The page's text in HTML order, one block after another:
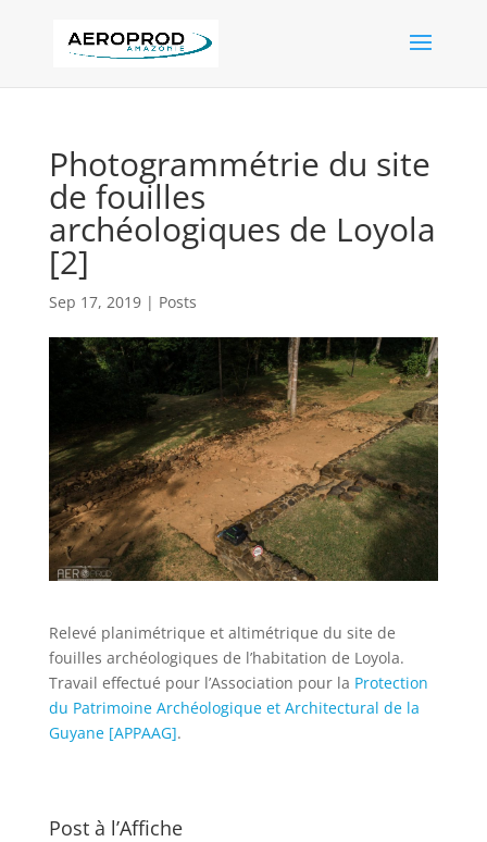
Photogrammétrie du site
de fouilles
archéologiques de Loyola
[2]
Sep 17, 2019| Posts
Relevé planimétrique et altimétrique du site de
fouilles archéologiques de l’habitation de Loyola.
Travail effectué pour l’Association pour la Protection
du Patrimoine Archéologique et Architectural de la
Guyane [APPAAG].
Post à l’Affiche